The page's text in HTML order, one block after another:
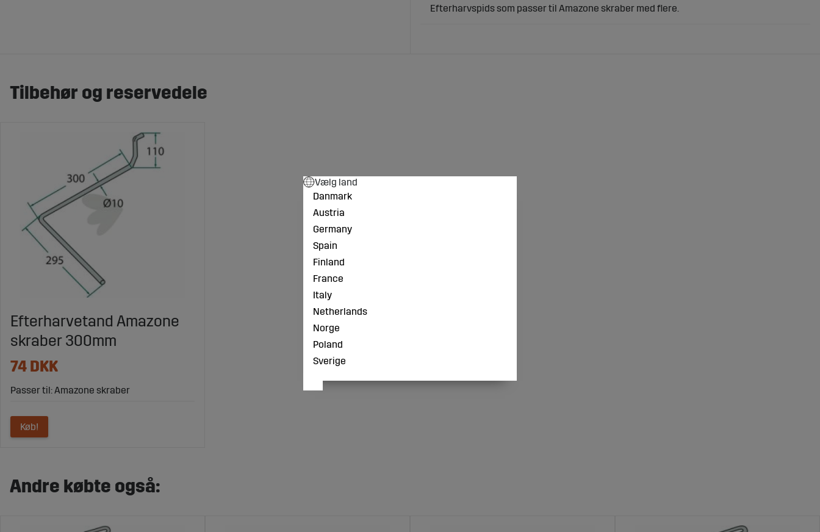
Efterharvspids som passer til Amazone skraber med flere.
Tilbehør og reservedele
Efterharvetand Amazone
skraber 300mm
74 DKK
Passer til: Amazone skraber
Køb!
Andre købte også:
Vælg land
Danmark
Austria
Germany
Spain
Finland
France
Italy
Netherlands
Norge
Poland
Sverige